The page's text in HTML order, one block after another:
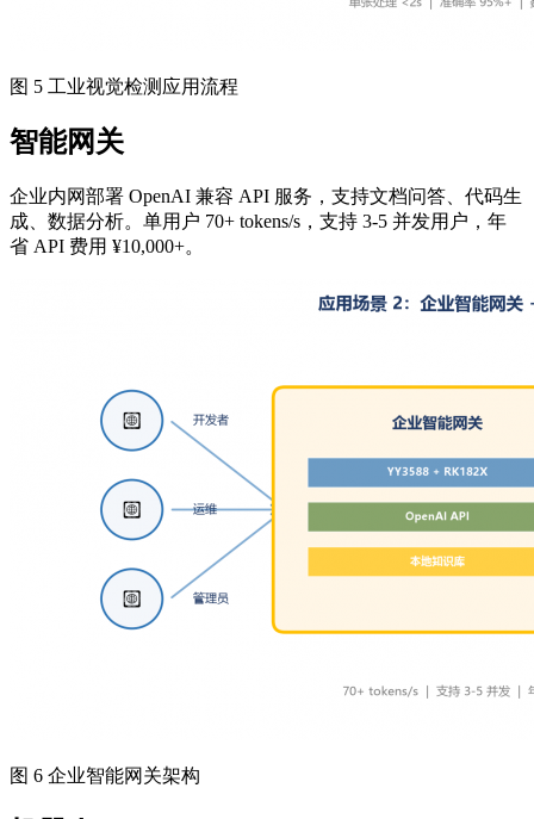
图 5 工业视觉检测应用流程
智能网关
企业内网部署 OpenAI 兼容 API 服务，支持文档问答、代码生
成、数据分析。单用户 70+ tokens/s，支持 3-5 并发用户，年
省 API 费用 ¥10,000+。
图 6 企业智能网关架构